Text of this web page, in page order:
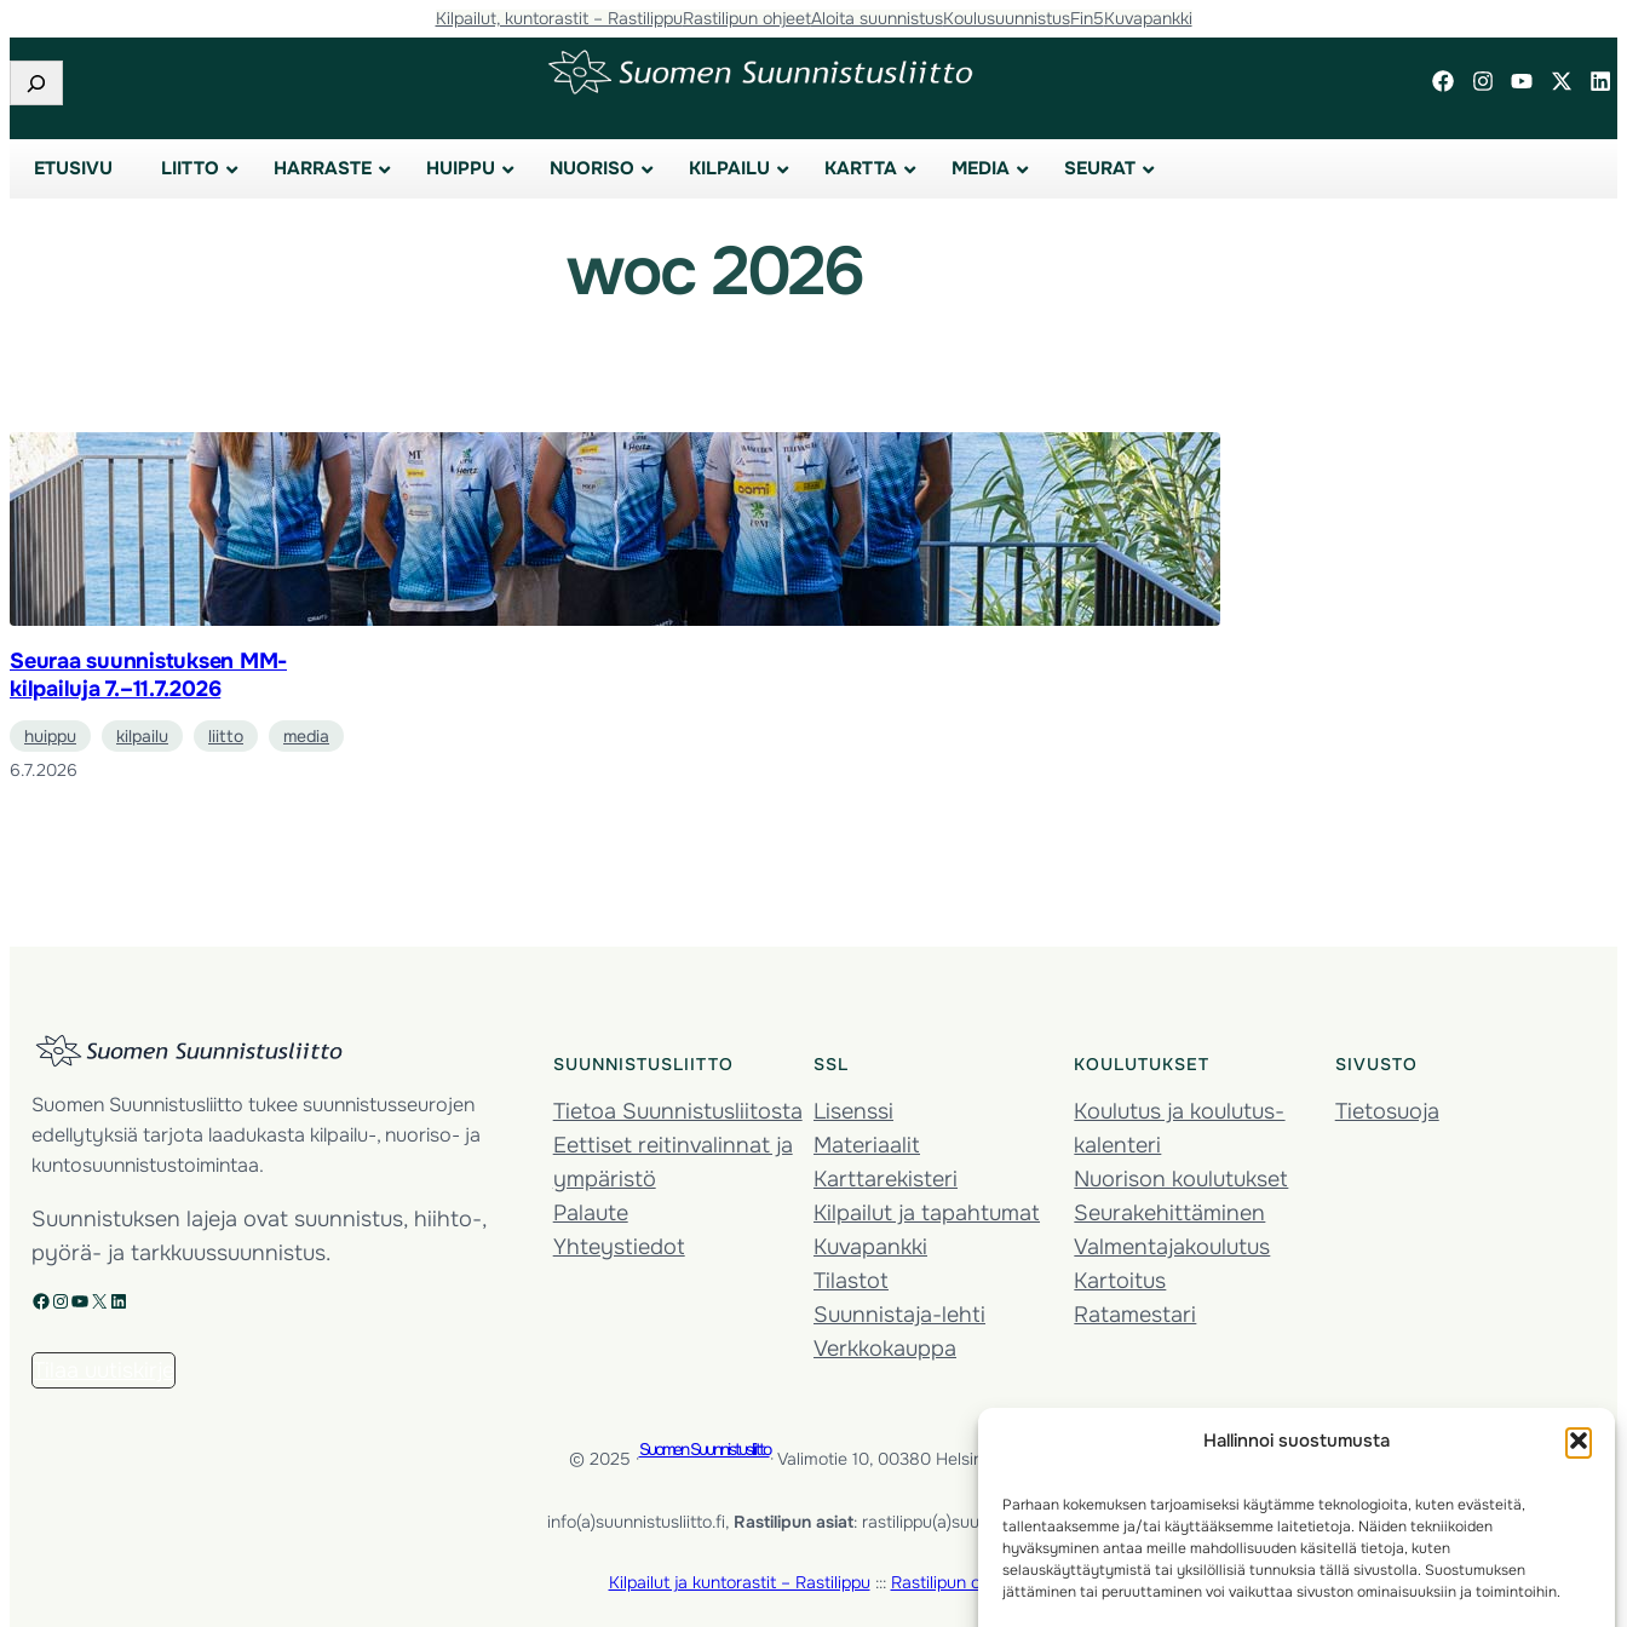
Hallinnoi suostumusta
Parhaan kokemuksen tarjoamiseksi käytämme teknologioita, kuten evästeitä,
tallentaaksemme ja/tai käyttääksemme laitetietoja. Näiden tekniikoiden
hyväksyminen antaa meille mahdollisuuden käsitellä tietoja, kuten
selauskäyttäytymistä tai yksilöllisiä tunnuksia tällä sivustolla. Suostumuksen
jättäminen tai peruuttaminen voi vaikuttaa sivuston ominaisuuksiin ja toimintoihin.
sisältöön
Kilpailut, kuntorastit – RastilippuRastilipun ohjeetAloita suunnistusKoulusuunnistusFin5Kuvapankki
Etsi
ETUSIVU LIITTO HARRASTE HUIPPU NUORISO KILPAILU KARTTA MEDIA SEURAT
woc 2026
Seuraa suunnistuksen MM-
kilpailuja 7.–11.7.2026
huippu kilpailu liitto
media
6.7.2026
Suomen Suunnistusliitto tukee suunnistusseurojen
edellytyksiä tarjota laadukasta kilpailu-, nuoriso- ja
kuntosuunnistustoimintaa.
Suunnistuksen lajeja ovat suunnistus, hiihto-,
pyörä- ja tarkkuussuunnistus.
Facebook Instagram YouTube X LinkedIn
SUUNNISTUSLIITTO
Tietoa Suunnistusliitosta
Eettiset reitinvalinnat ja
ympäristö
Palaute
Yhteystiedot
SSL
Lisenssi
Materiaalit
Karttarekisteri
Kilpailut ja tapahtumat
Kuvapankki
Tilastot
Suunnistaja-lehti
Verkkokauppa
KOULUTUKSET
Koulutus ja koulutus­
kalenteri
Nuorison koulutukset
Seura­kehittäminen
Valmentaja­koulutus
Kartoitus
Ratamestari
SIVUSTO
Tietosuoja
© 2025 ·Suomen Suunnistusliitto· Valimotie 10, 00380 Helsinki, Finland
info(a)suunnistusliitto.fi, Rastilipun asiat: rastilippu(a)suunnistusliitto.fi
Kilpailut ja kuntorastit – Rastilippu::: Rastilipun ohjeet